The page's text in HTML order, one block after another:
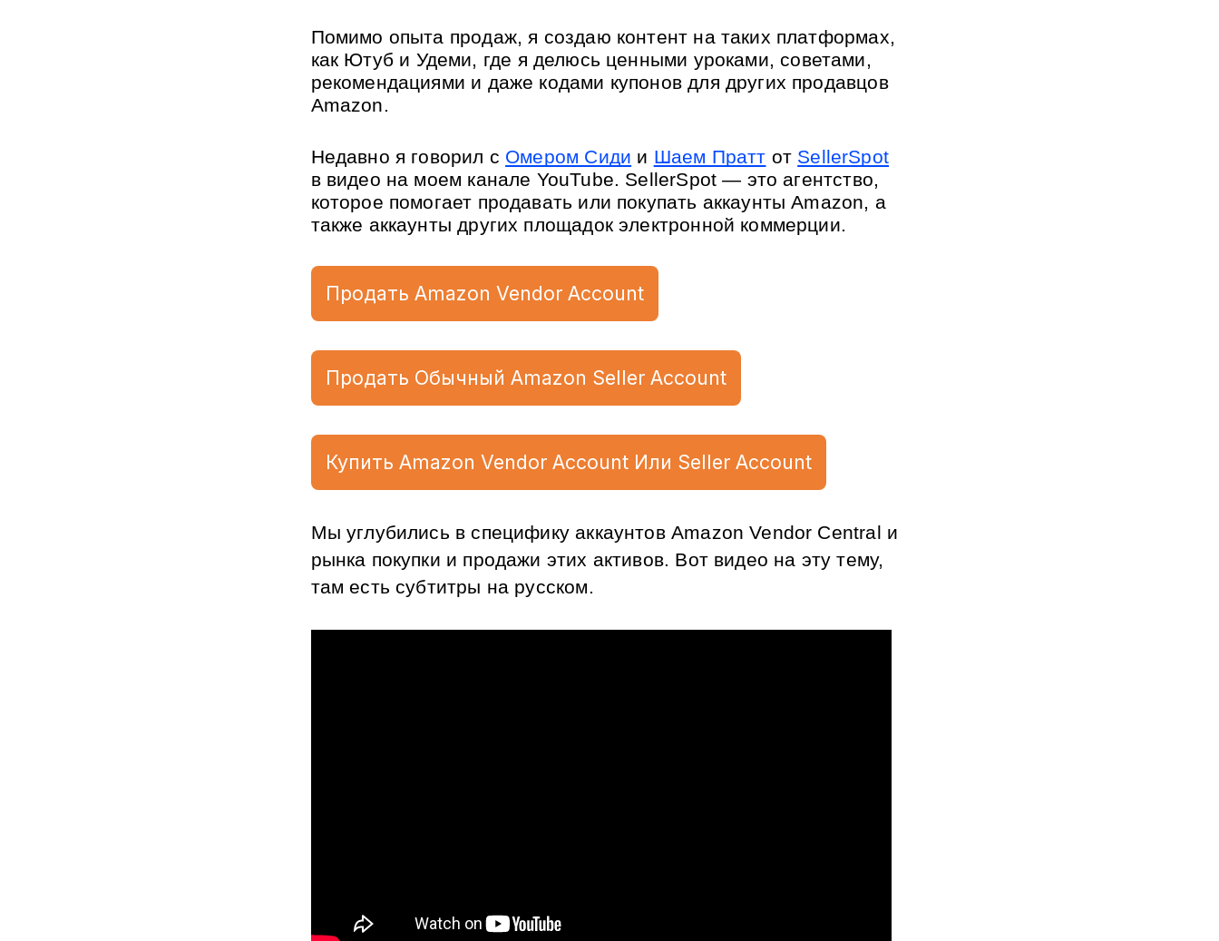
Помимо опыта продаж, я создаю контент на таких платформах,
как Ютуб и Удеми, где я делюсь ценными уроками, советами,
рекомендациями и даже кодами купонов для других продавцов
Amazon.
Недавно я говорил с Омером Сиди и Шаем Пратт от SellerSpot
в видео на моем канале YouTube. SellerSpot — это агентство,
которое помогает продавать или покупать аккаунты Amazon, а
также аккаунты других площадок электронной коммерции.
Продать Amazon Vendor Account
Продать Обычный Amazon Seller Account
Купить Amazon Vendor Account Или Seller Account
Мы углубились в специфику аккаунтов Amazon Vendor Central и
рынка покупки и продажи этих активов. Вот видео на эту тему,
там есть субтитры на русском.